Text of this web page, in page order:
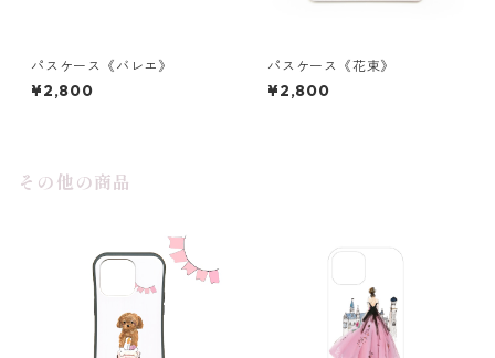
パスケース《バレエ》
¥2,800
パスケース《花束》
¥2,800
その他の商品